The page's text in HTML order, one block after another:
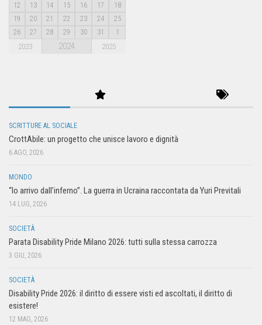
12
13 14 15 16 17
18
19
20 21 22 23 24
25
26
27 28 29 30 31 1
2023 2024 2025
SCRITTURE AL SOCIALE
CrottAbile: un progetto che unisce lavoro e dignità
6 AGO, 2026
MONDO
“Io arrivo dall’inferno”. La guerra in Ucraina raccontata da Yuri Previtali
14 LUG, 2026
SOCIETÀ
Parata Disability Pride Milano 2026: tutti sulla stessa carrozza
3 GIU, 2026
SOCIETÀ
Disability Pride 2026: il diritto di essere visti ed ascoltati, il diritto di
esistere!
12 MAG, 2026